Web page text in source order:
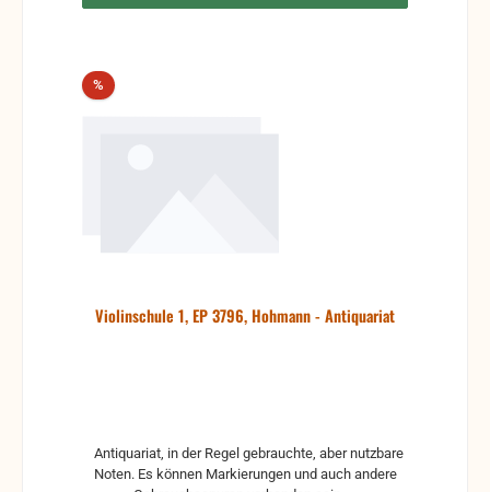
%Rabatt
Violinschule 1, EP 3796, Hohmann - Antiquariat
Noten. Es können Markierungen und auch andere